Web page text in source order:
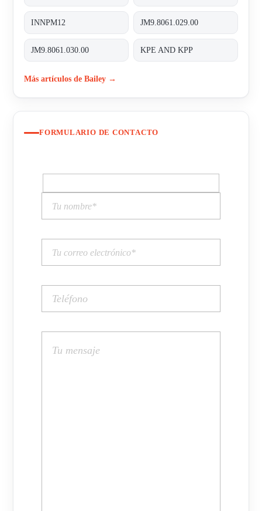
INNPM12 JM9.8061.029.00
JM9.8061.030.00 KPE AND KPP
Más artículos de Bailey →
FORMULARIO DE CONTACTO